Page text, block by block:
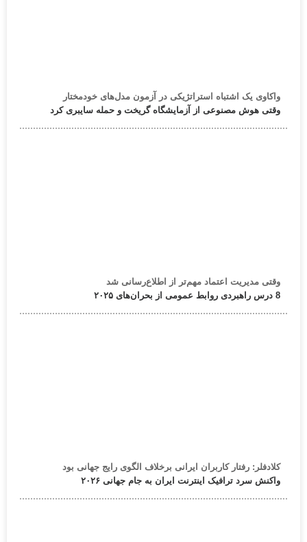
واکاوی یک اشتباه استراتژیکی در آزمون مدل‌های خودمختار
وقتی هوش مصنوعی از آزمایشگاه گریخت و حمله سایبری کرد
وقتی مدیریت اعتماد مهم‌تر از اطلاع‌رسانی شد
8 درس راهبردی روابط عمومی از بحران‌های ۲۰۲۵
کلادفلر: رفتار کاربران ایرانی برخلاف الگوی رایج جهانی بود
واکنش سرد ترافیک اینترنت ایران به جام جهانی ۲۰۲۶